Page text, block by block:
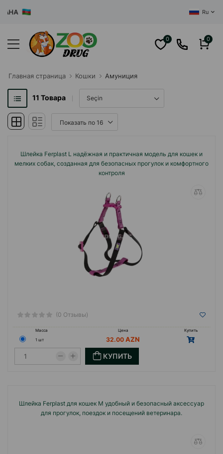
Ru
0 0
Главная cтраница Кошки Амуниция
11 Товара
Шлейка Ferplast L надёжная и практичная модель для кошек и
мелких собак, созданная для безопасных прогулок и комфортного
контроля
(0 Отзывы)
Масса Цена
Купить
1 шт
32.00
КУПИТЬ
Шлейка Ferplast для кошек M удобный и безопасный аксессуар
для прогулок, поездок и посещений ветеринара.